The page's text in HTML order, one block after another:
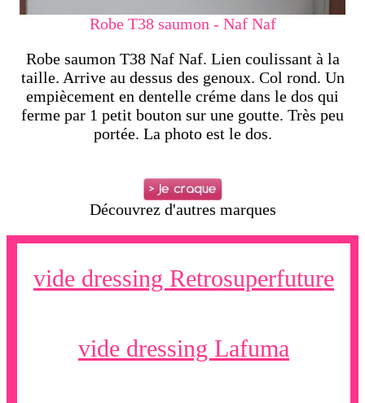
Robe T38 saumon - Naf Naf
Robe saumon T38 Naf Naf. Lien coulissant à la
taille. Arrive au dessus des genoux. Col rond. Un
empiècement en dentelle créme dans le dos qui
ferme par 1 petit bouton sur une goutte. Très peu
portée. La photo est le dos.
Découvrez d'autres marques
vide dressing Retrosuperfuture
vide dressing Lafuma